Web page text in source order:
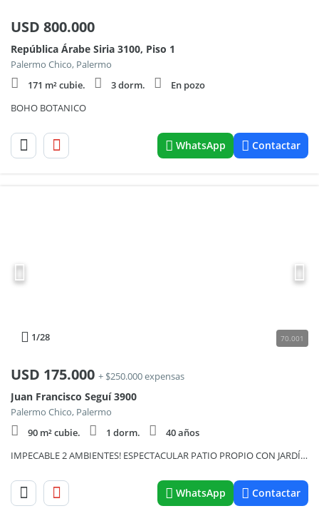
USD 800.000
República Árabe Siria 3100, Piso 1
Palermo Chico, Palermo
171 m² cubie.
3 dorm.
En pozo
BOHO BOTANICO
WhatsApp Contactar
1/28 70.001
USD 175.000 + $250.000 expensas
Juan Francisco Seguí 3900
Palermo Chico, Palermo
90 m² cubie.
1 dorm.
40 años
IMPECABLE 2 AMBIENTES! ESPECTACULAR PATIO PROPIO CON JARDÍN! Todo a nuevo! Muy luminoso! ÚNICO! OPORT!
WhatsApp Contactar